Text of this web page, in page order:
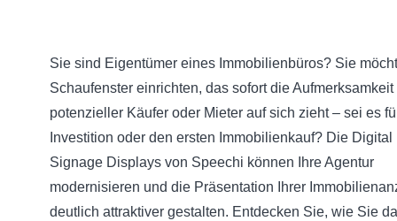
Sie sind Eigentümer eines Immobilienbüros? Sie
Schaufenster einrichten, das sofort die Aufmerksamkeit
potenzieller Käufer oder Mieter auf sich zieht – sei es
Investition oder den ersten Immobilienkauf? Die Digital
Signage Displays von Speechi können Ihre Agentur
modernisieren und die Präsentation Ihrer
deutlich attraktiver gestalten. Entdecken Sie, wie Sie